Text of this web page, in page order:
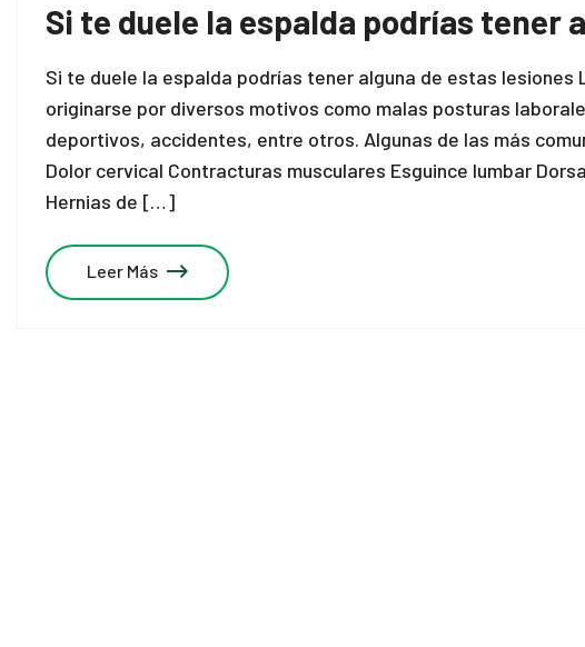
Si te duele la espalda podrías tener
Si te duele la espalda podrías tener alguna de estas lesiones
originarse por diversos motivos como malas posturas
deportivos, accidentes, entre otros. Algunas de las más
Dolor cervical Contracturas musculares Esguince lumbar
Hernias de […]
Leer Más